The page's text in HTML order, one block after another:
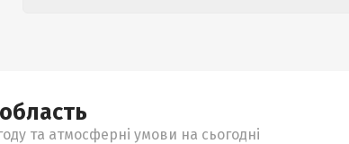
область
та атмосферні умови на сьогодні